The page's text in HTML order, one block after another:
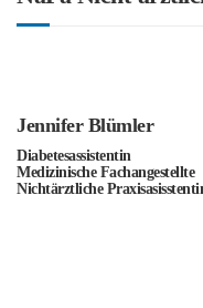
Jennifer Blümler
Diabetesassistentin
Medizinische Fachangestellte
Nichtärztliche